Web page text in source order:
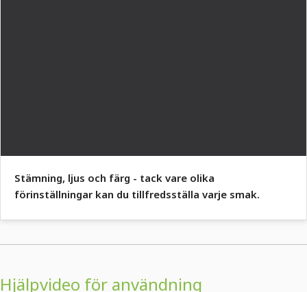
Stämning, ljus och färg - tack vare olika
förinställningar kan du tillfredsställa varje smak.
Hjälpvideo för användning